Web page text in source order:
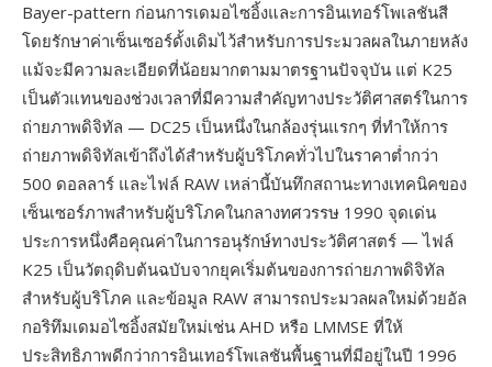
Bayer-pattern ก่อนการเดมอไซอิ้งและการอินเทอร์โพเลชันสี
โดยรักษาค่าเซ็นเซอร์ดั้งเดิมไว้สำหรับการประมวลผลในภายหลัง
แม้จะมีความละเอียดที่น้อยมากตามมาตรฐานปัจจุบัน แต่ K25
เป็นตัวแทนของช่วงเวลาที่มีความสำคัญทางประวัติศาสตร์ในการ
ถ่ายภาพดิจิทัล — DC25 เป็นหนึ่งในกล้องรุ่นแรกๆ ที่ทำให้การ
ถ่ายภาพดิจิทัลเข้าถึงได้สำหรับผู้บริโภคทั่วไปในราคาต่ำกว่า
500 ดอลลาร์ และไฟล์ RAW เหล่านี้บันทึกสถานะทางเทคนิคของ
เซ็นเซอร์ภาพสำหรับผู้บริโภคในกลางทศวรรษ 1990 จุดเด่น
ประการหนึ่งคือคุณค่าในการอนุรักษ์ทางประวัติศาสตร์ — ไฟล์
K25 เป็นวัตถุดิบต้นฉบับจากยุคเริ่มต้นของการถ่ายภาพดิจิทัล
สำหรับผู้บริโภค และข้อมูล RAW สามารถประมวลผลใหม่ด้วยอัล
กอริทึมเดมอไซอิ้งสมัยใหม่เช่น AHD หรือ LMMSE ที่ให้
ประสิทธิภาพดีกว่าการอินเทอร์โพเลชันพื้นฐานที่มีอยู่ในปี 1996